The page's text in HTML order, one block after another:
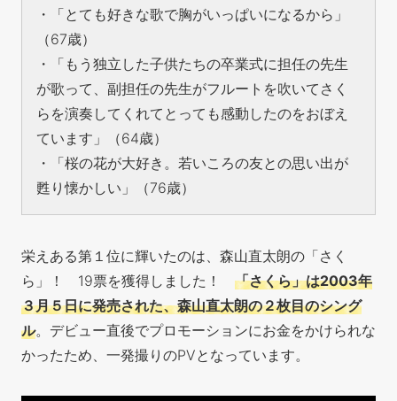
・「とても好きな歌で胸がいっぱいになるから」
（67歳）
・「もう独立した子供たちの卒業式に担任の先生
が歌って、副担任の先生がフルートを吹いてさく
らを演奏してくれてとっても感動したのをおぼえ
ています」（64歳）
・「桜の花が大好き。若いころの友との思い出が
甦り懐かしい」（76歳）
栄えある第１位に輝いたのは、森山直太朗の「さく
ら」！ 19票を獲得しました！ 「さくら」は2003年
３月５日に発売された、森山直太朗の２枚目のシング
ル。デビュー直後でプロモーションにお金をかけられな
かったため、一発撮りのPVとなっています。